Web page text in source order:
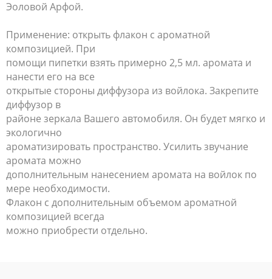
Эоловой Арфой.
Применение: открыть флакон с ароматной
композицией. При
помощи пипетки взять примерно 2,5 мл. аромата и
нанести его на все
открытые стороны диффузора из войлока. Закрепите
диффузор в
районе зеркала Вашего автомобиля. Он будет мягко и
экологично
ароматизировать пространство. Усилить звучание
аромата можно
дополнительным нанесением аромата на войлок по
мере необходимости.
Флакон с дополнительным объемом ароматной
композицией всегда
можно приобрести отдельно.